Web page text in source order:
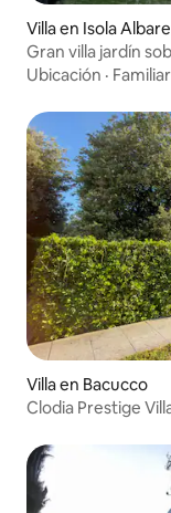
Villa en Isola
Gran villa jardín
Ubicación · Familiar
Villa en Bacucco
Clodia Prestige